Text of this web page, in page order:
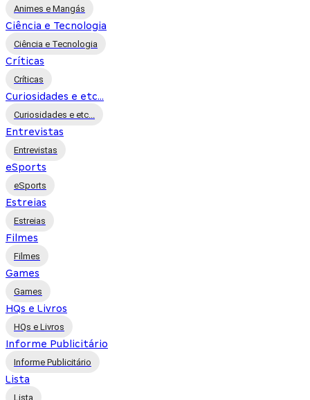
Animes e Mangás
Ciência e Tecnologia
Ciência e Tecnologia
Críticas
Críticas
Curiosidades e etc...
Curiosidades e etc...
Entrevistas
Entrevistas
eSports
eSports
Estreias
Estreias
Filmes
Filmes
Games
Games
HQs e Livros
HQs e Livros
Informe Publicitário
Informe Publicitário
Lista
Lista